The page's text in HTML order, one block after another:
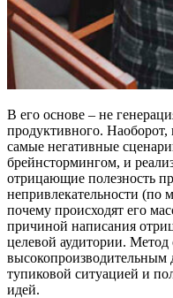
В его основе – не
продуктивного. Наоборот,
самые негативные
брейнстормингом, и
отрицающие полезность
непривлекательности (по
почему происходят его
причиной написания
целевой аудитории. Метод
высокопроизводительным
тупиковой ситуацией и
идей.